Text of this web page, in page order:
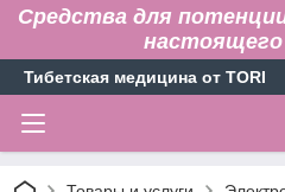
Средства для
Тибетская медицина от TORI